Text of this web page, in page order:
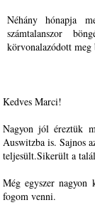
Néhány hónapja
számtalanszor
körvonalazódott
Kedves Marci!
Nagyon jól éreztük
Auswitzba is. Sajnos
teljesült.Sikerült a
Még egyszer nagyon
fogom venni.